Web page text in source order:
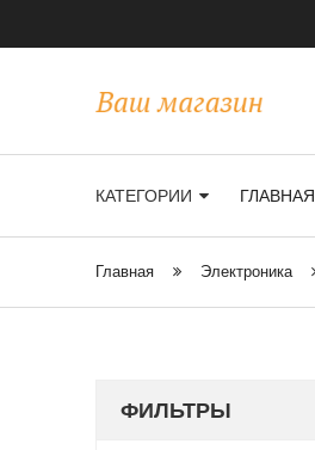
КАТЕГОРИИ ГЛАВНАЯ
Главная Электроника
ФИЛЬТРЫ